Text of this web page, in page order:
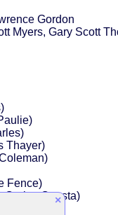
Gordon
Myers, Gary Scott
Thayer)
Fence)
Carlos Cuesta)
×